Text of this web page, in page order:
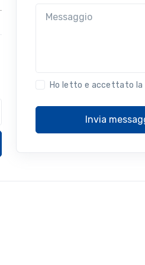
Ho letto e accettato la
Invia